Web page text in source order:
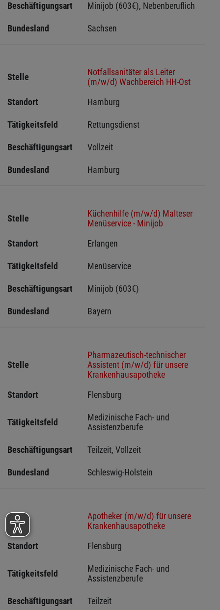
Beschäftigungsart Minijob (603€), Nebenberuflich
Bundesland Sachsen
Stelle
Notfallsanitäter als Leiter
(m/w/d) Wachbereich HH-Ost
Standort
Hamburg
Tätigkeitsfeld Rettungsdienst
Beschäftigungsart Vollzeit
Bundesland Hamburg
Stelle
Küchenhilfe (m/w/d) Malteser
Menüservice - Minijob
Standort
Erlangen
Tätigkeitsfeld Menüservice
Beschäftigungsart Minijob (603€)
Bundesland Bayern
Stelle
Pharmazeutisch-technischer
Assistent (m/w/d) für unsere
Krankenhausapotheke
Standort
Flensburg
Tätigkeitsfeld
Medizinische Fach- und
Assistenzberufe
Beschäftigungsart Teilzeit, Vollzeit
Bundesland Schleswig-Holstein
Stelle
Apotheker (m/w/d) für unsere
Krankenhausapotheke
Standort
Flensburg
Tätigkeitsfeld
Medizinische Fach- und
Assistenzberufe
Beschäftigungsart Teilzeit